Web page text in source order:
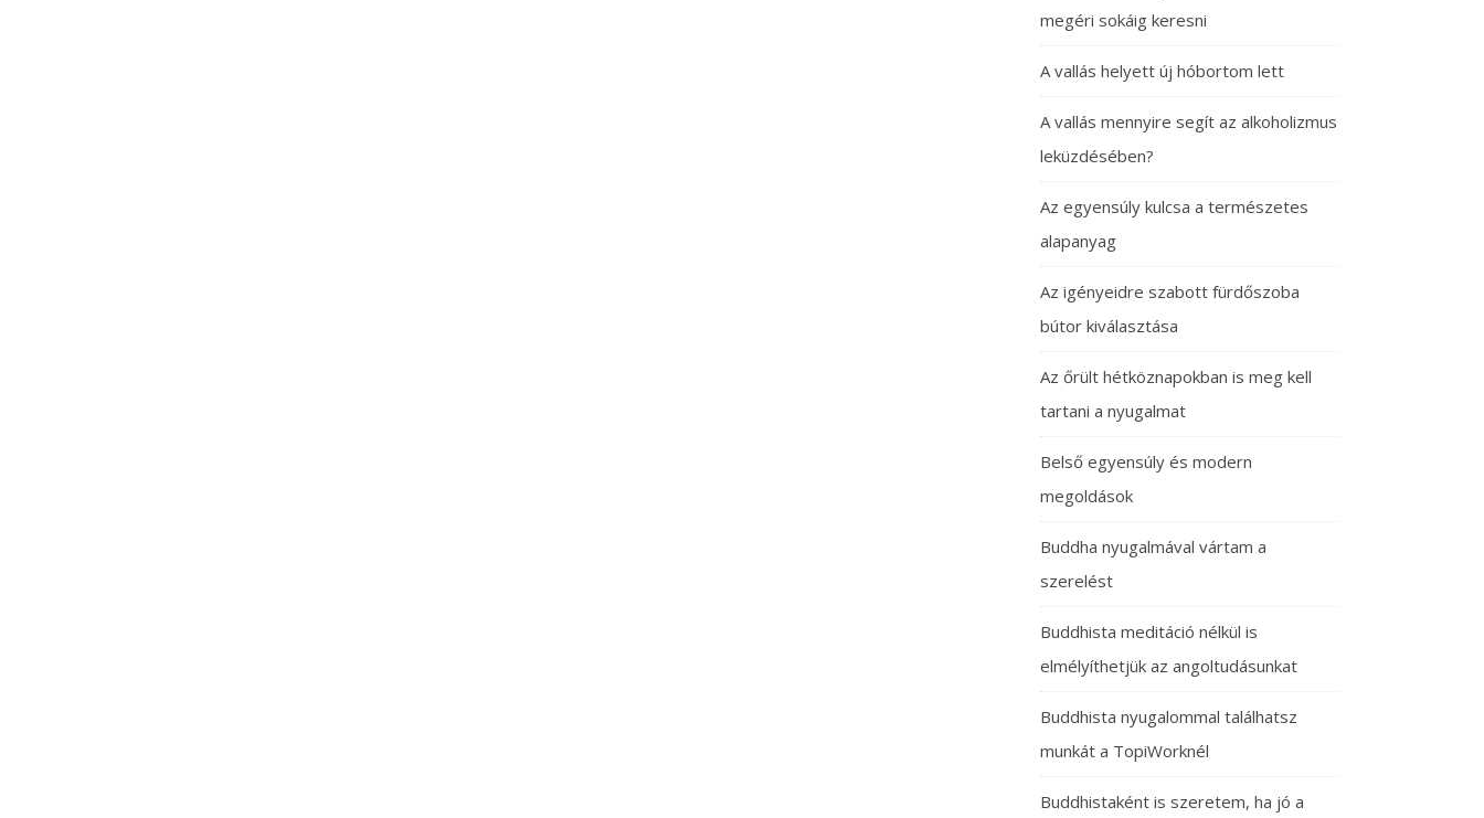
megéri sokáig keresni
A vallás helyett új hóbortom lett
A vallás mennyire segít az alkoholizmus
leküzdésében?
Az egyensúly kulcsa a természetes
alapanyag
Az igényeidre szabott fürdőszoba
bútor kiválasztása
Az őrült hétköznapokban is meg kell
tartani a nyugalmat
Belső egyensúly és modern
megoldások
Buddha nyugalmával vártam a
szerelést
Buddhista meditáció nélkül is
elmélyíthetjük az angoltudásunkat
Buddhista nyugalommal találhatsz
munkát a TopiWorknél
Buddhistaként is szeretem, ha jó a